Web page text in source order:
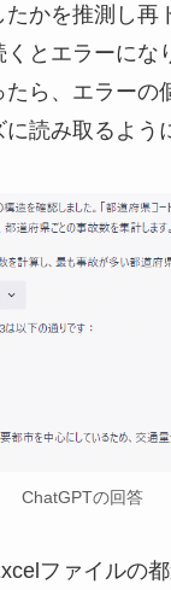
たかを推測し再
とエラーにな
ら、エラーの
読み取るよう
ChatGPTの回答
ファイルの